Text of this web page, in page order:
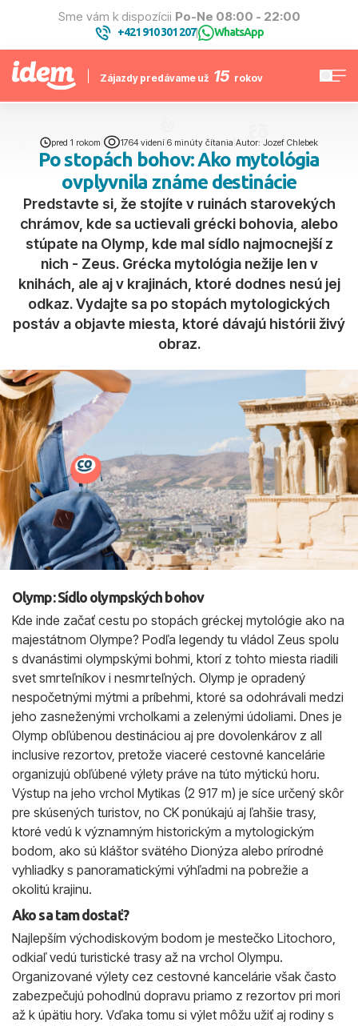
Sme vám k dispozícii Po-Ne 08:00 - 22:00
+421 910 301 207| WhatsApp
Zájazdy predávame už 15 rokov
pred 1 rokom 1764 videní 6 minúty čítania Autor: Jozef Chlebek
Po stopách bohov: Ako mytológia
ovplyvnila známe destinácie
Predstavte si, že stojíte v ruinách starovekých
chrámov, kde sa uctievali grécki bohovia, alebo
stúpate na Olymp, kde mal sídlo najmocnejší z
nich - Zeus. Grécka mytológia nežije len v
knihách, ale aj v krajinách, ktoré dodnes nesú jej
odkaz. Vydajte sa po stopách mytologických
postáv a objavte miesta, ktoré dávajú histórii živý
obraz.
Olymp: Sídlo olympských bohov
Kde inde začať cestu po stopách gréckej mytológie ako na
majestátnom Olympe? Podľa legendy tu vládol Zeus spolu
s dvanástimi olympskými bohmi, ktorí z tohto miesta riadili
svet smrteľníkov i nesmrteľných. Olymp je opradený
nespočetnými mýtmi a príbehmi, ktoré sa odohrávali medzi
jeho zasneženými vrcholkami a zelenými údoliami. Dnes je
Olymp obľúbenou destináciou aj pre dovolenkárov z all
inclusive rezortov, pretože viaceré cestovné kancelárie
organizujú obľúbené výlety práve na túto mýtickú horu.
Výstup na jeho vrchol Mytikas (2 917 m) je síce určený skôr
pre skúsených turistov, no CK ponúkajú aj ľahšie trasy,
ktoré vedú k významným historickým a mytologickým
bodom, ako sú kláštor svätého Dionýza alebo prírodné
vyhliadky s panoramatickými výhľadmi na pobrežie a
okolitú krajinu.
Ako sa tam dostať?
Najlepším východiskovým bodom je mestečko Litochoro,
odkiaľ vedú turistické trasy až na vrchol Olympu.
Organizované výlety cez cestovné kancelárie však často
zabezpečujú pohodlnú dopravu priamo z rezortov pri mori
až k úpätiu hory. Vďaka tomu si výlet môžu užiť aj rodiny s